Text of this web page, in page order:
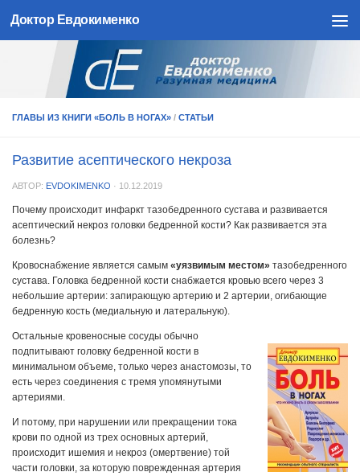
Skip to content
Доктор Евдокименко
ГЛАВЫ ИЗ КНИГИ «БОЛЬ В НОГАХ» / СТАТЬИ
Развитие асептического некроза
АВТОР: EVDOKIMENKO · 10.12.2019
Почему происходит инфаркт тазобедренного сустава и развивается
асептический некроз головки бедренной кости? Как развивается эта
болезнь?
Кровоснабжение является самым «уязвимым местом» тазобедренного
сустава. Головка бедренной кости снабжается кровью всего через 3
небольшие артерии: запирающую артерию и 2 артерии, огибающие
бедренную кость (медиальную и латеральную).
Остальные кровеносные сосуды обычно
подпитывают головку бедренной кости в
минимальном объеме, только через анастомозы, то
есть через соединения с тремя упомянутыми
артериями.
И потому, при нарушении или прекращении тока
крови по одной из трех основных артерий,
происходит ишемия и некроз (омертвение) той
части головки, за которую поврежденная артерия